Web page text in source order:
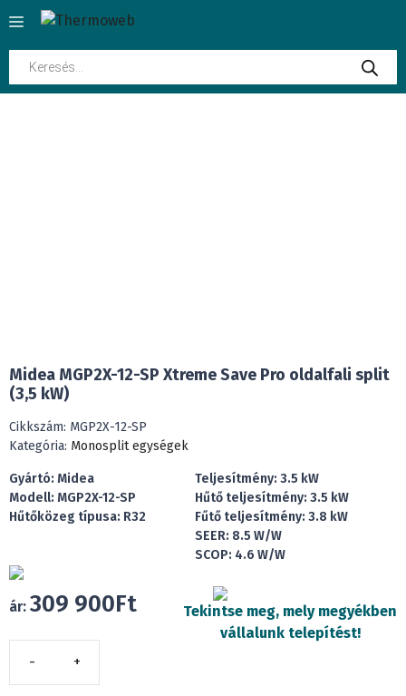
Kilépés
tartalomba
Products
search
Menü
Midea MGP2X-12-SP Xtreme Save Pro oldalfali split
(3,5 kW)
Cikkszám: MGP2X-12-SP
Kategória: Monosplit egységek
Gyártó: Midea
Modell: MGP2X-12-SP
Hűtőközeg típusa: R32
Teljesítmény: 3.5 kW
Hűtő teljesítmény: 3.5 kW
Fűtő teljesítmény: 3.8 kW
SEER: 8.5 W/W
SCOP: 4.6 W/W
ár: 309 900Ft
Tekintse meg, mely megyékben
vállalunk telepítést!